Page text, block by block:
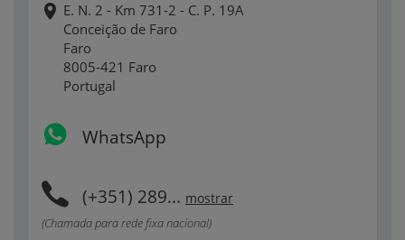
E. N. 2 - Km 731-2 - C. P. 19A
Conceição de Faro
Faro
8005-421 Faro
Portugal
WhatsApp
(+351) 289... mostrar
(Chamada para rede fixa nacional)